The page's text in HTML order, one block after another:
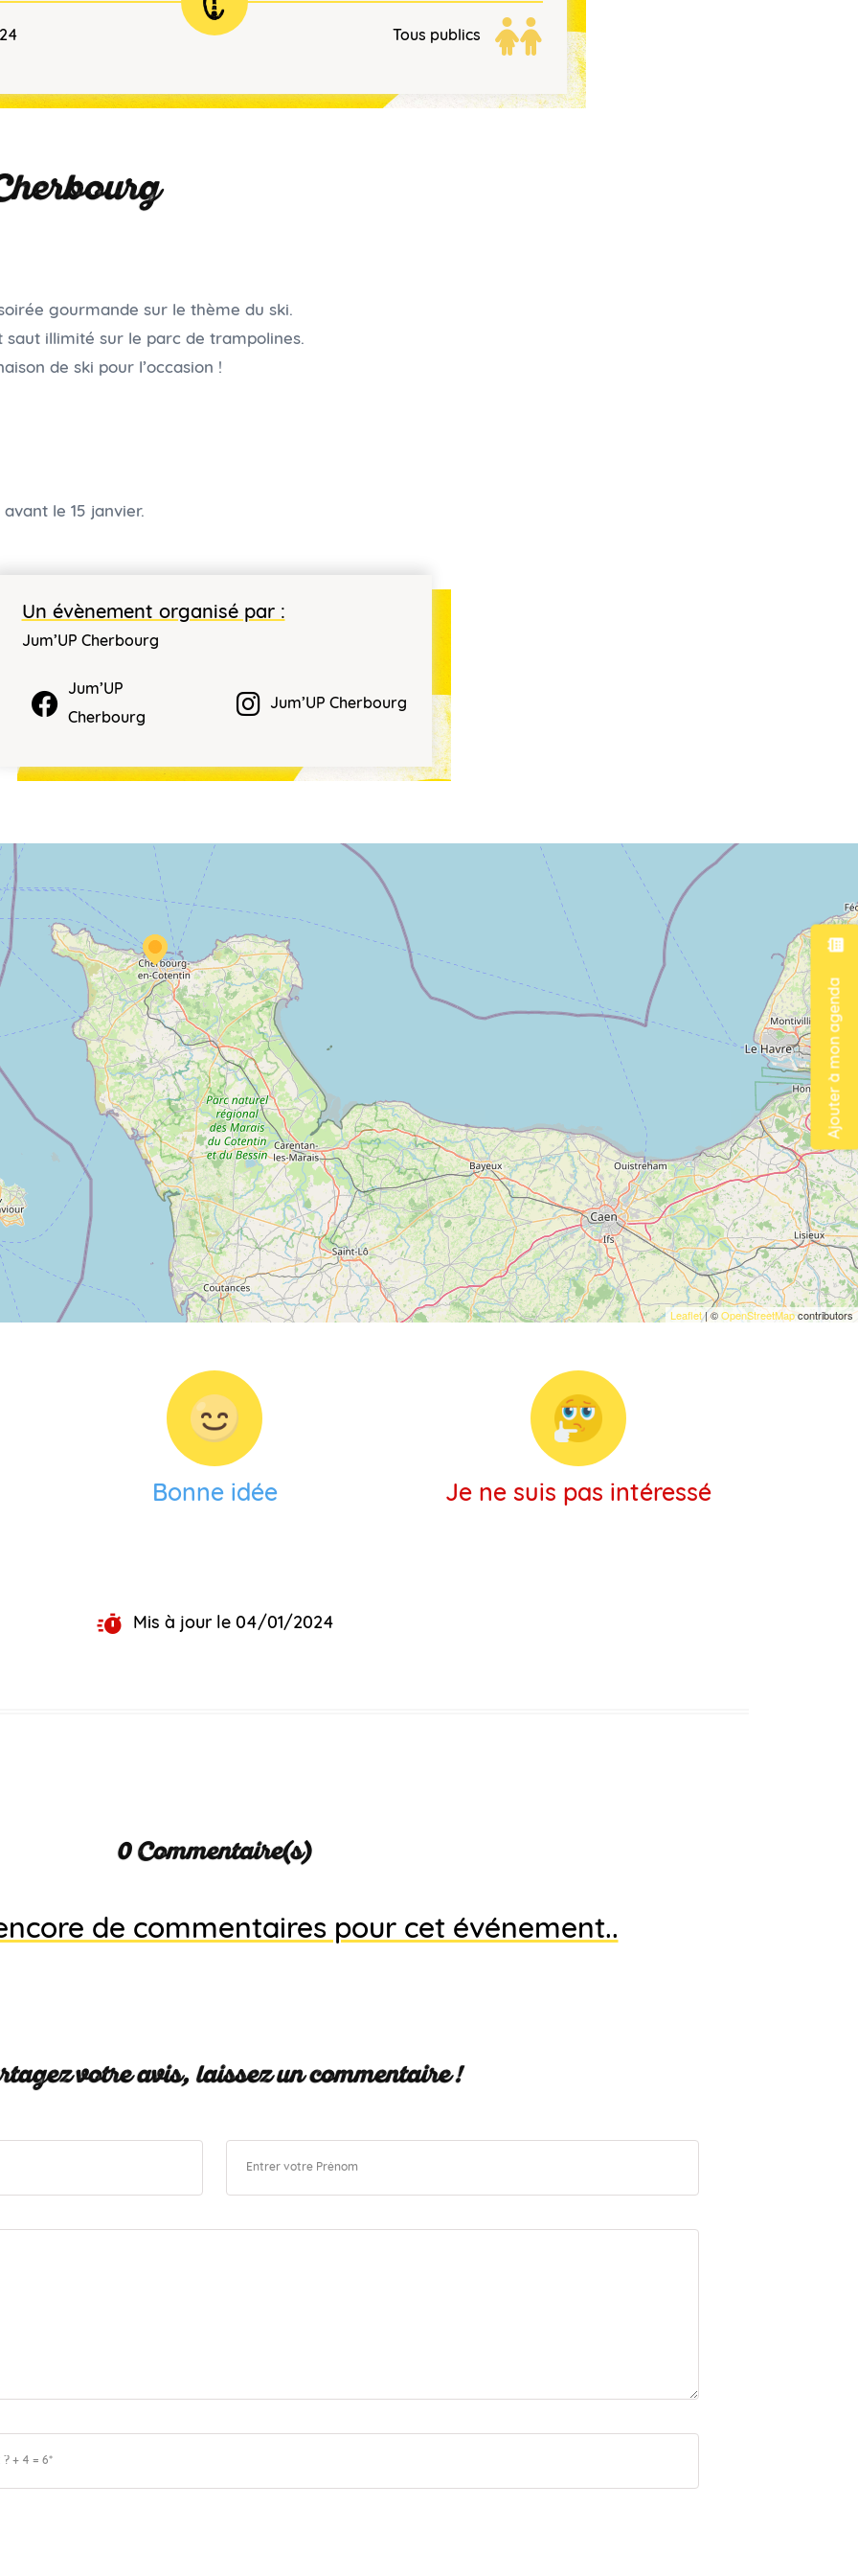
Ajouter à mon agenda
Tous publics
gourmande sur le thème du ski.
illimité sur le parc de trampolines.
de ski pour l’occasion !
le 15 janvier.
Un évènement organisé par :
Jum’UP Cherbourg
Jum’UP
Cherbourg
Jum’UP Cherbourg
Leaflet| ©OpenStreetMapcontributors
Bonne idée Je ne suis pas intéressé
Mis à jour le 04/01/2024
0 Commentaire(s)
de commentaires pour cet événement..
votre avis, laissez un commentaire !